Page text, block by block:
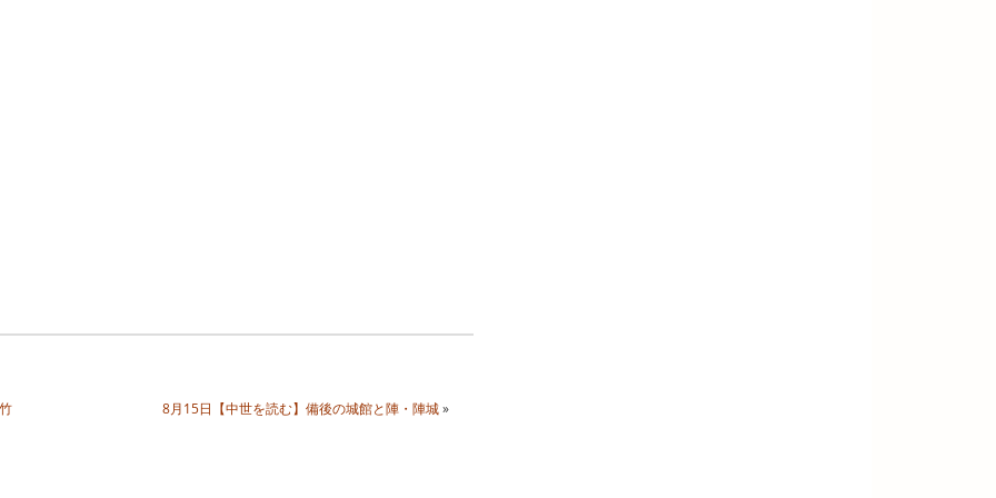
8月15日【中世を読む】備後の城館と陣・陣城»